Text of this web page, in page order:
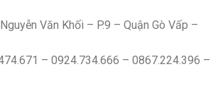
Văn Khối – P.9 – Quận Gò Vấp –
– 0924.734.666 – 0867.224.396 –